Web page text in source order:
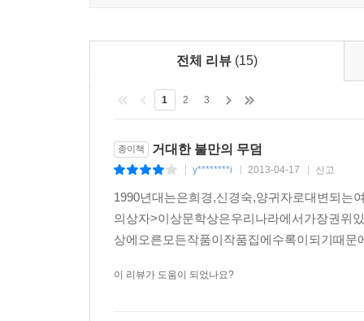
전체 리뷰 (15)
1 2 3
종이책 거대한 불만의 무덤
y********i 2013-04-17 신고
1990년대는은희경,신경숙,양귀자로대변되는
의상자>이상문학상은우리나라에서가장권위
상에오른모든작품이작품집에수록이되기때
이 리뷰가 도움이 되었나요?